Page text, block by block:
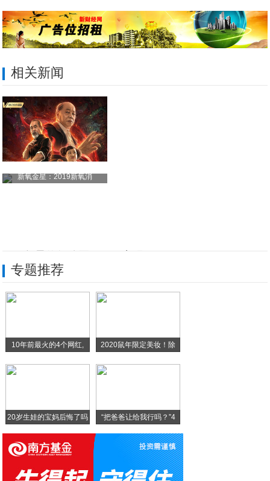
相关新闻
新氧金星：2019新氧消
iPad Pro现有型号供应有限 暗示苹
从智商检测机到销量神机，iPhone X
专题推荐
10年前最火的4个网红, 2020鼠年限定美妆！除
20岁生娃的宝妈后悔了吗 “把爸爸让给我行吗？”4